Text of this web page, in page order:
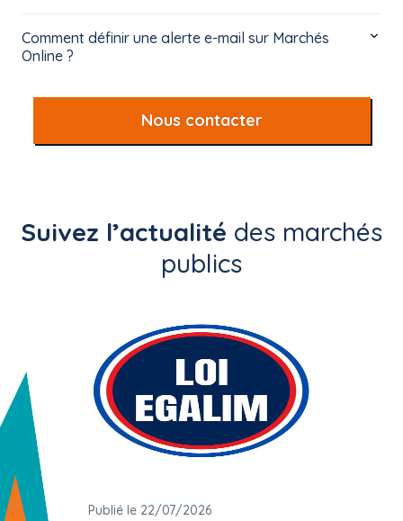
Comment définir une alerte e-mail sur Marchés
Online ?
Nous contacter
Suivez l’actualité des marchés
publics
Publié le 22/07/2026